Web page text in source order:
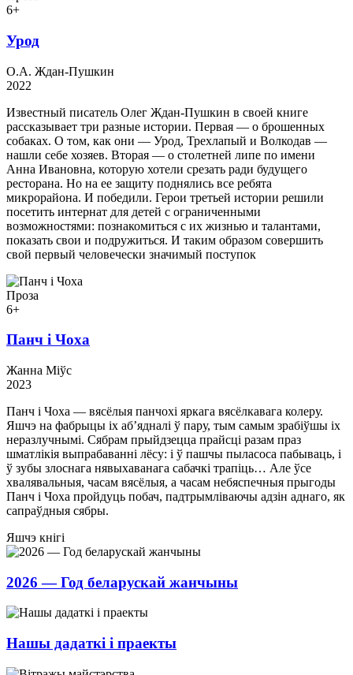
6+
Урод
О.А. Ждан-Пушкин
2022
Известный писатель Олег Ждан-Пушкин в своей книге
рассказывает три разные истории. Первая — о брошенных
собаках. О том, как они — Урод, Трехлапый и Волкодав —
нашли себе хозяев. Вторая — о столетней липе по имени
Анна Ивановна, которую хотели срезать ради будущего
ресторана. Но на ее защиту поднялись все ребята
микрорайона. И победили. Герои третьей истории решили
посетить интернат для детей с ограниченными
возможностями: познакомиться с их жизнью и талантами,
показать свои и подружиться. И таким образом совершить
свой первый человечески значимый поступок
Проза
6+
Панч і Чоха
Жанна Міўс
2023
Панч і Чоха — вясёлыя панчохі яркага вясёлкавага колеру.
Яшчэ на фабрыцы іх аб’ядналі ў пару, тым самым зрабіўшы іх
неразлучнымі. Сябрам прыйдзецца прайсці разам праз
шматлікія выпрабаванні лёсу: і ў пашчы пыласоса пабываць, і
ў зубы злоснага нявыхаванага сабачкі трапіць… Але ўсе
хвалявальныя, часам вясёлыя, а часам небяспечныя прыгоды
Панч і Чоха пройдуць побач, падтрымліваючы адзін аднаго, як
сапраўдныя сябры.
Яшчэ кнігі
2026 — Год беларускай жанчыны
Нашы дадаткі і праекты